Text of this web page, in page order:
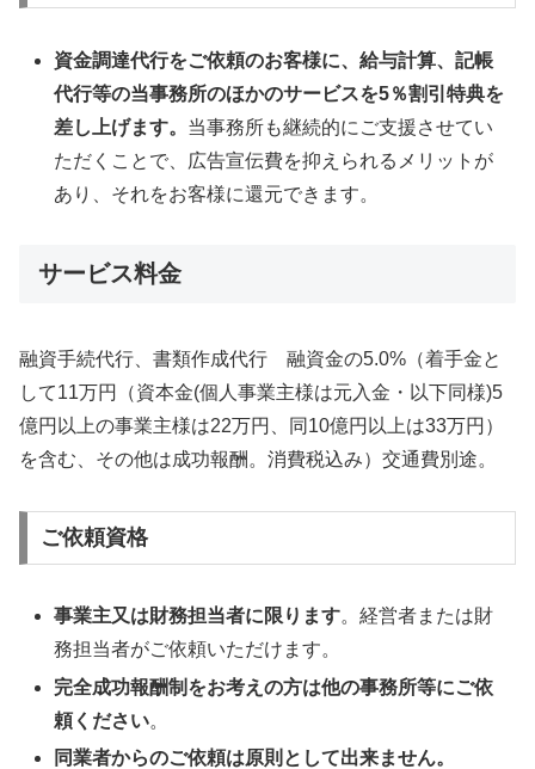
資金調達代行をご依頼のお客様に、給与計算、記帳
代行等の当事務所のほかのサービスを5％割引特典を
差し上げます。 当事務所も継続的にご支援させてい
ただくことで、広告宣伝費を抑えられるメリットが
あり、それをお客様に還元できます。
サービス料金
融資手続代行、書類作成代行 融資金の5.0%（着手金と
して11万円（資本金(個人事業主様は元入金・以下同様)5
億円以上の事業主様は22万円、同10億円以上は33万円）
を含む、その他は成功報酬。消費税込み）交通費別途。
ご依頼資格
事業主又は財務担当者に限ります。経営者または財
務担当者がご依頼いただけます。
完全成功報酬制をお考えの方は他の事務所等にご依
頼ください。
同業者からのご依頼は原則として出来ません。